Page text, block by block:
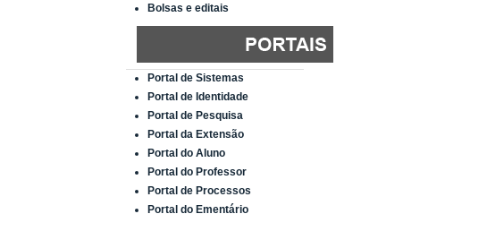
Bolsas e editais
Portal de Sistemas
Portal de Identidade
Portal de Pesquisa
Portal da Extensão
Portal do Aluno
Portal do Professor
Portal de Processos
Portal do Ementário